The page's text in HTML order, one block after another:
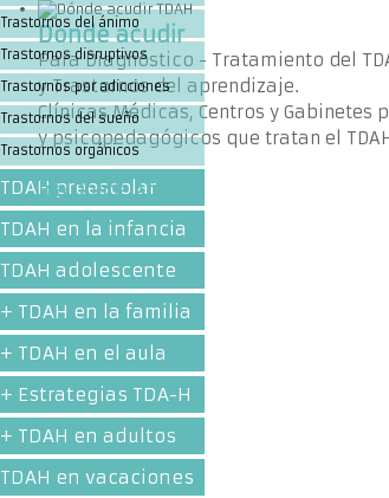
Donde acudir
Para Diagnóstico - Tratamiento del
y Trastornos del aprendizaje.
Clínicas Médicas, Centros y Gabinetes
y psicopedagógicos que tratan el
Ir a Dónde Acudir
Trastornos del ánimo
Trastornos disruptivos
Trastornos por adicciones
Trastornos del sueño
Trastornos orgánicos
TDAH preescolar
TDAH en la infancia
TDAH adolescente
+ TDAH en la familia
+ TDAH en el aula
+ Estrategias TDA-H
+ TDAH en adultos
TDAH en vacaciones